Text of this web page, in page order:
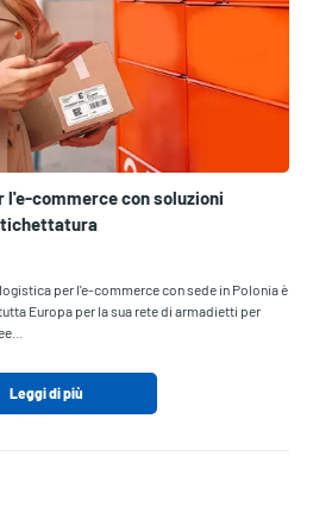
l'e-commerce con soluzioni
per l'e-commerce con sede in Polonia è
Europa per la sua rete di armadietti per
Leggi di più